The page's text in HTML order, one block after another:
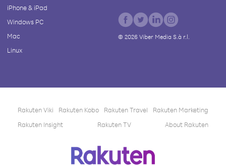
iPhone & iPad
Windows PC
Mac
Linux
© 2026Viber Media S.à r.l.
Rakuten Viki Rakuten Kobo Rakuten Travel
Rakuten Marketing
Rakuten Insight
Rakuten TV About Rakuten